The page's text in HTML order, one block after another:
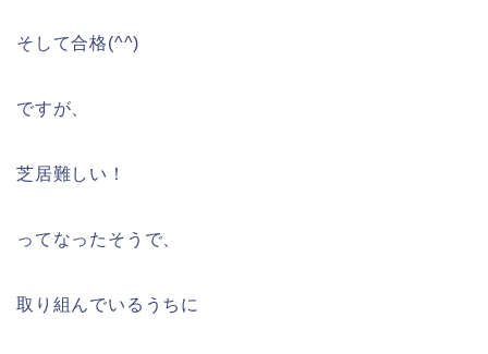
そして合格(^^)
ですが、
芝居難しい！
ってなったそうで、
取り組んでいるうちに